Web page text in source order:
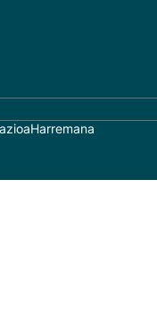
Harremana